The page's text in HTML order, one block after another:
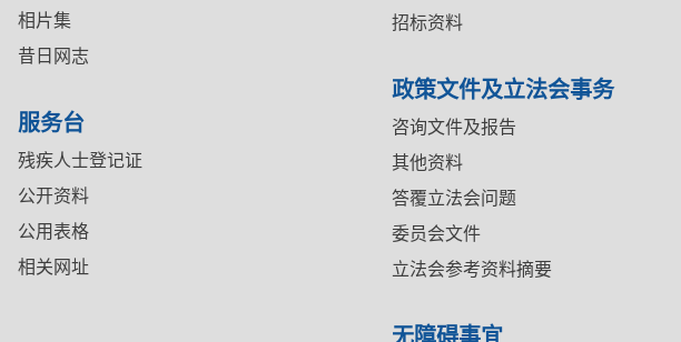
相片集
昔日网志
服务台
残疾人士登记证
公开资料
公用表格
相关网址
招标资料
政策文件及立法会事务
咨询文件及报告
其他资料
答覆立法会问题
委员会文件
立法会参考资料摘要
无障碍事宜